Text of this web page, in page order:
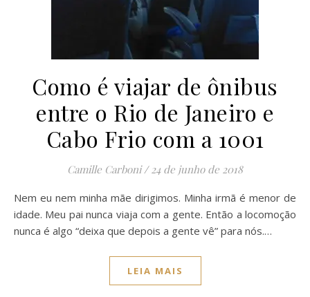
Como é viajar de ônibus
entre o Rio de Janeiro e
Cabo Frio com a 1001
Camille Carboni / 24 de junho de 2018
Nem eu nem minha mãe dirigimos. Minha irmã é menor de
idade. Meu pai nunca viaja com a gente. Então a locomoção
nunca é algo “deixa que depois a gente vê” para nós.…
LEIA MAIS